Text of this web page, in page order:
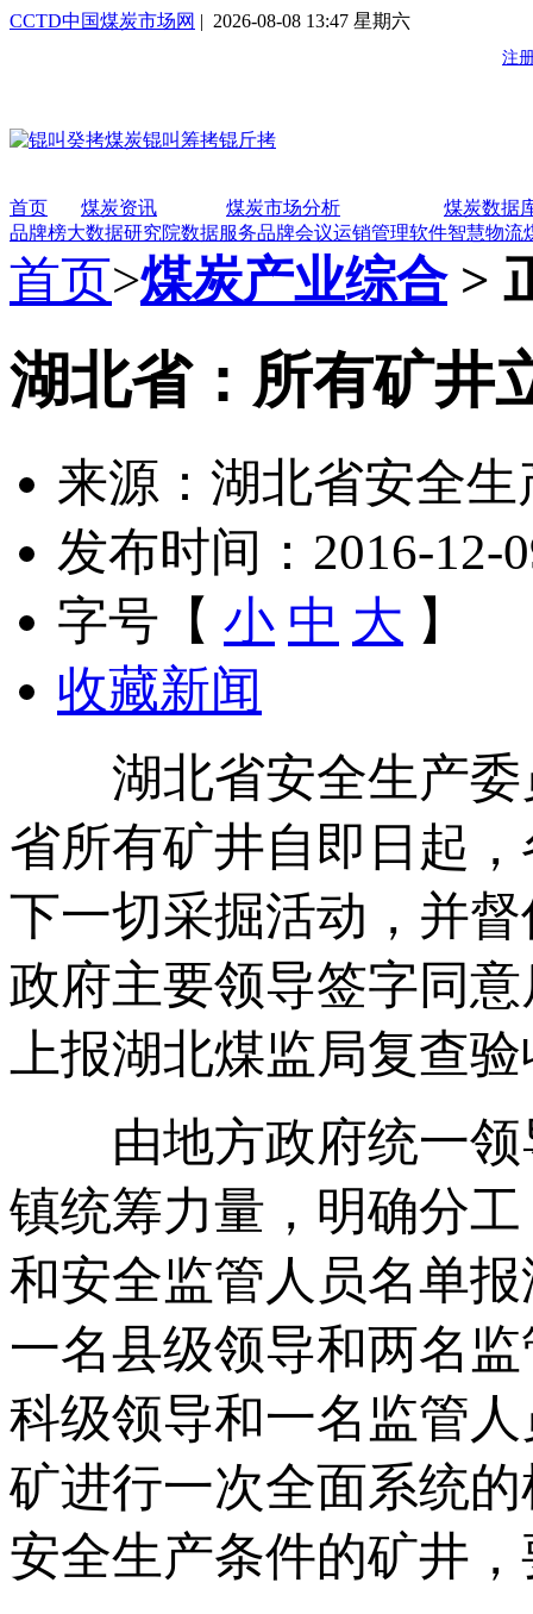
CCTD中国煤炭市场网 | 2026-08-08 13:47 星期六
首页 煤炭资讯 煤炭市场分析
煤炭数据
品牌榜大数据研究院数据服务品牌会议运销管理软件智慧物流
首页>煤炭产业综合>
湖北省：所有矿井
来源：湖北省安全
发布时间：2016-12-
字号【 小 中 大 】
收藏新闻
湖北省安全生产委
省所有矿井自即日起
下一切采掘活动，并
政府主要领导签字同
上报湖北煤监局复查
由地方政府统一领
镇统筹力量，明确分
和安全监管人员名单
一名县级领导和两名
科级领导和一名监管
矿进行一次全面系统
安全生产条件的矿井